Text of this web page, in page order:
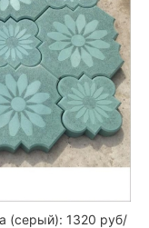
(серый): 1320 руб/